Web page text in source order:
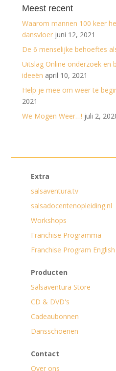
Meest recent
Waarom mannen 100 keer
dansvloer juni 12, 2021
De 6 menselijke behoeftes
Uitslag Online onderzoek en
ideeën april 10, 2021
Help je mee om weer te
2021
We Mogen Weer…! juli 2,
Extra
salsaventura.tv
salsadocentenopleiding.nl
Workshops
Franchise Programma
Franchise Program English
Producten
Salsaventura Store
CD & DVD's
Cadeaubonnen
Dansschoenen
Contact
Over ons